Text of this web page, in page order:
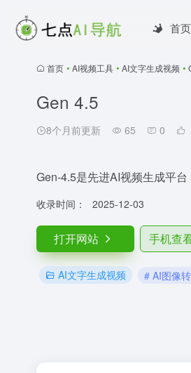
首页
首页 • AI视频工具 • AI文字生成视频 •
Gen 4.5
8个月前更新 65 0
Gen-4.5是先进AI视频生成平
收录时间： 2025-12-03
打开网站 手机查
AI文字生成视频 # AI图像